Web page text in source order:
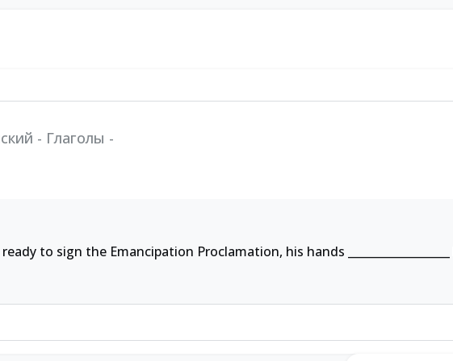
- Глаголы -
to sign the Emancipation Proclamation, his hands